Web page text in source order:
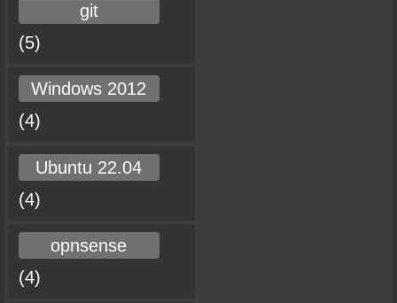
git
(5)
Windows 2012
(4)
Ubuntu 22.04
(4)
opnsense
(4)